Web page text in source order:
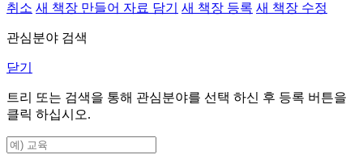
취소 새 책장 만들어 자료 담기 새 책장 등록 새 책장 수정
관심분야 검색
닫기
트리 또는 검색을 통해 관심분야를 선택 하신 후 등록 버튼을
클릭 하십시오.